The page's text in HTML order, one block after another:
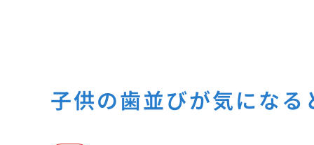
子供の歯並びが気にな